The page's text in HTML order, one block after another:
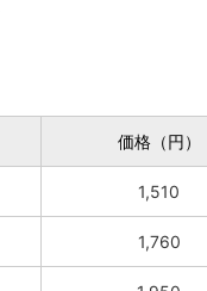
価格（円）
1,510
1,760